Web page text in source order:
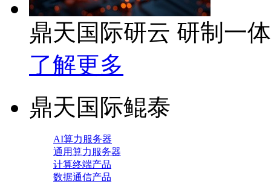
鼎天国际研云 研制一
了解更多
鼎天国际鲲泰
AI算力服务器
通用算力服务器
计算终端产品
数据通信产品